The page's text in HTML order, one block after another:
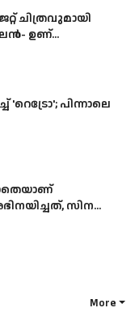
ചിത്രവുമായി
ഉണ്...
'റെട്രോ'; പിന്നാലെ
സിന...
More